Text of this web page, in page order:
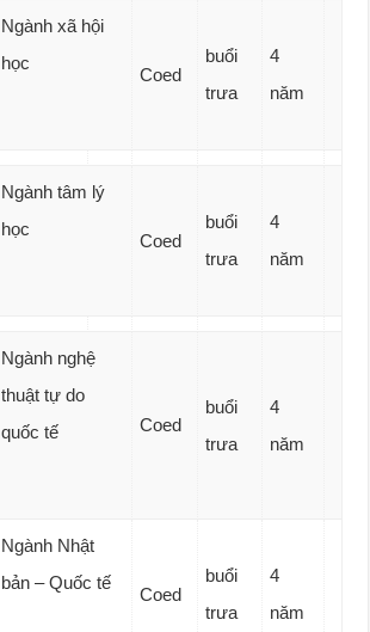
Ngành xã hội
học
Coed
buổi
trưa
4
năm
Ngành tâm lý
học
Coed
buổi
trưa
4
năm
Ngành nghệ
thuật tự do
quốc tế
Coed
buổi
trưa
4
năm
Ngành Nhật
bản – Quốc tế
Coed
buổi
trưa
4
năm